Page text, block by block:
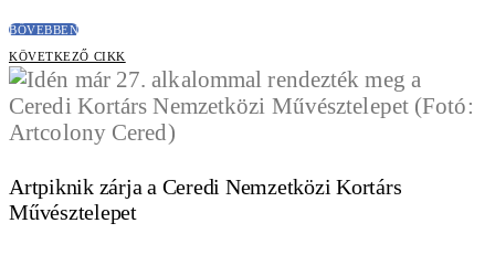
BŐVEBBEN
KÖVETKEZŐ CIKK
Artpiknik zárja a Ceredi Nemzetközi Kortárs
Művésztelepet